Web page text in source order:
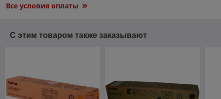
Все условия оплаты
С этим товаром также заказывают